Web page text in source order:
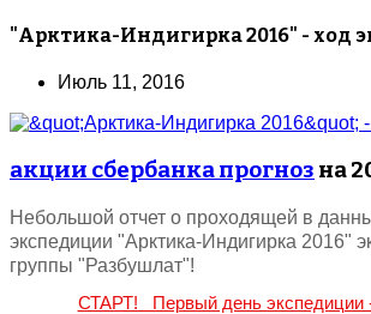
"Арктика-Индигирка 2016" - ход
Июль 11, 2016
акции сбербанка прогноз на
Небольшой отчет о проходящей в
экспедиции "Арктика-Индигирка 2016"
группы "Разбушлат"!
СТАРТ!   Первый день экспедиции